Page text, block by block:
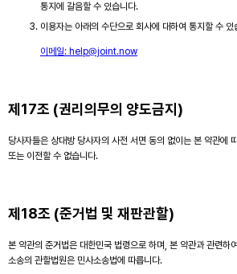
통지에 갈음할 수 있습니다.
이용자는 아래의 수단으로 회사에 대하여 통지할 수 있
이메일: help@joint.now
제17조 (권리의무의 양도금지)
당사자들은 상대방 당사자의 사전 서면 동의 없이는 본 약관에
또는 이전할 수 없습니다.
제18조 (준거법 및 재판관할)
본 약관의 준거법은 대한민국 법령으로 하며, 본 약관과 관련하
소송의 관할법원은 민사소송법에 따릅니다.